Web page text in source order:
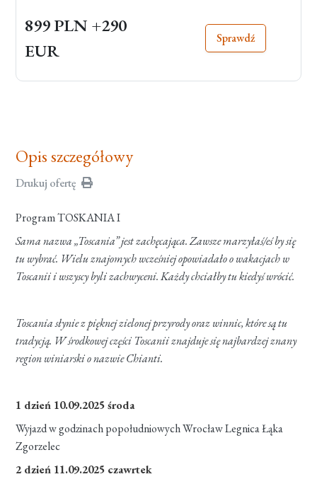
899 PLN +290
EUR
Sprawdź
Opis szczegółowy
Drukuj ofertę
Program TOSKANIA I
Sama nazwa „Toscania” jest zachęcająca. Zawsze marzyłaś/eś by się
tu wybrać. Wielu znajomych wcześniej opowiadało o wakacjach w
Toscanii i wszyscy byli zachwyceni. Każdy chciałby tu kiedyś wrócić.
Toscania słynie z pięknej zielonej przyrody oraz winnic, które są tu
tradycją. W środkowej części Toscanii znajduje się najbardzej znany
region winiarski o nazwie Chianti.
1 dzień 10.09.2025 środa
Wyjazd w godzinach popołudniowych Wrocław Legnica Łąka
Zgorzelec
2 dzień 11.09.2025 czawrtek